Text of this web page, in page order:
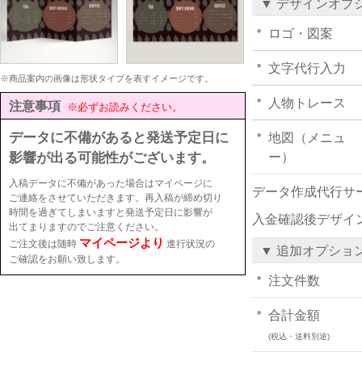
※商品案内の画像は形状タイプを表すイメージです。
注意事項 ※必ずお読みください。
データに不備があると発送予定日に
影響が出る可能性がございます。
入稿データに不備があった場合はマイページに
ご連絡をさせていただきます。再入稿が締め切り
時間を過ぎてしまいますと発送予定日に影響が
出てまりますのでご注意ください。
ご注文後は随時 マイページより 進行状況の
ご確認をお願い致します。
▼ デザインオプ
ロゴ・図案
文字代行入力
人物トレース
地図（メニュ
ー）
データ作成代行サ
入金確認後デザイ
▼ 追加オプショ
注文件数
合計金額
(税込・送料別途)